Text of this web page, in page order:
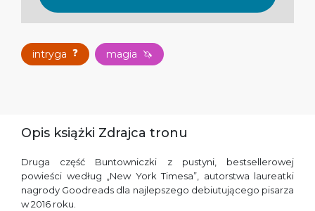
intryga ❓ magia 🦄
Opis książki Zdrajca tronu
Druga część Buntowniczki z pustyni, bestsellerowej
powieści według „New York Timesa”, autorstwa laureatki
nagrody Goodreads dla najlepszego debiutującego pisarza
w 2016 roku.